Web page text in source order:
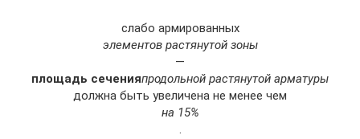
слабо армированных
элементов растянутой зоны
—
площадь сеченияпродольной растянутой арматуры
должна быть увеличена не менее чем
на 15%
.